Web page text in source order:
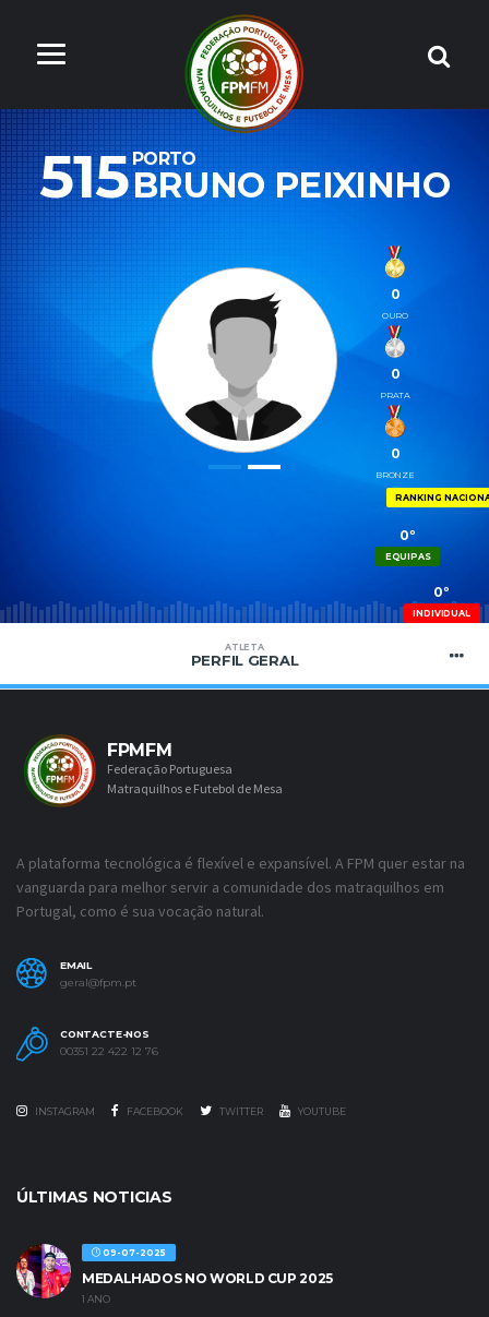
515 PORTO
BRUNO PEIXINHO
0
OURO
0
PRATA
0
BRONZE
RANKING
0º
EQUIPAS
0º
INDIVIDUAL
ATLETA
PERFIL GERAL
FPMFM
Federação Portuguesa
Matraquilhos e Futebol de Mesa
A plataforma tecnológica é flexível e expansível. A FPM quer estar na
vanguarda para melhor servir a comunidade dos matraquilhos em
Portugal, como é sua vocação natural.
EMAIL
geral@fpm.pt
CONTACTE-NOS
00351 22 422 12 76
INSTAGRAM FACEBOOK TWITTER YOUTUBE
ÚLTIMAS NOTICIAS
09-07-2025
MEDALHADOS NO WORLD CUP 2025
1 ANO